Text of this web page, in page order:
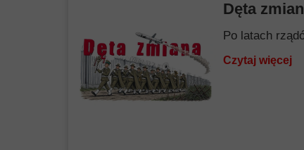
Dęta
Po latach
Czytaj więcej